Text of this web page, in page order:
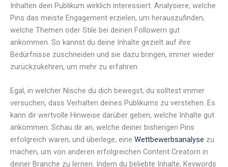
Inhalten dein Publikum wirklich interessiert. Analysiere, welche
Pins das meiste Engagement erzielen, um herauszufinden,
welche Themen oder Stile bei deinen Followern gut
ankommen. So kannst du deine Inhalte gezielt auf ihre
Bedürfnisse zuschneiden und sie dazu bringen, immer wieder
zurückzukehren, um mehr zu erfahren.
Egal, in welcher Nische du dich bewegst, du solltest immer
versuchen, dass Verhalten deines Publikums zu verstehen. Es
kann dir wertvolle Hinweise darüber geben, welche Inhalte gut
ankommen. Schau dir an, welche deiner bisherigen Pins
erfolgreich waren, und überlege, eine Wettbewerbsanalyse zu
machen, um von anderen erfolgreichen Content Creatorn in
deiner Branche zu lernen. Indem du beliebte Inhalte, Keywords